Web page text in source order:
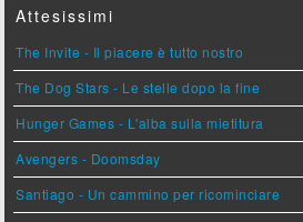
Attesissimi
The Invite - Il piacere è tutto nostro
The Dog Stars - Le stelle dopo la fine
Hunger Games - L'alba sulla mietitura
Avengers - Doomsday
Santiago - Un cammino per ricominciare